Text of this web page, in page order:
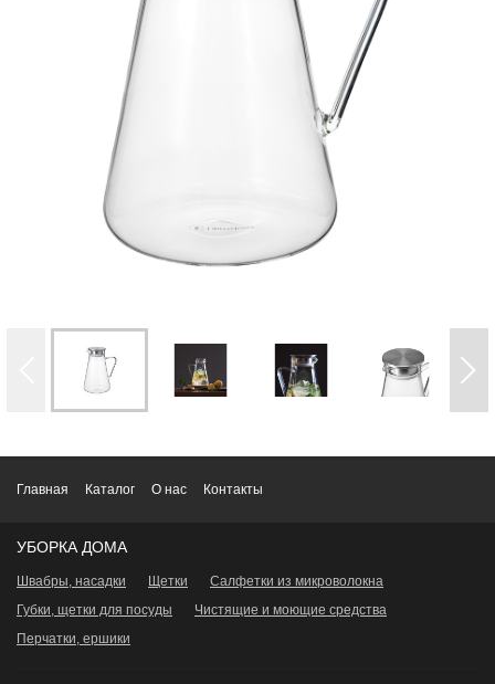
Главная Каталог О нас Контакты
УБОРКА ДОМА
Швабры, насадки Щетки
Салфетки из микроволокна
Губки, щетки для посуды
Чистящие и моющие средства
Перчатки, ершики